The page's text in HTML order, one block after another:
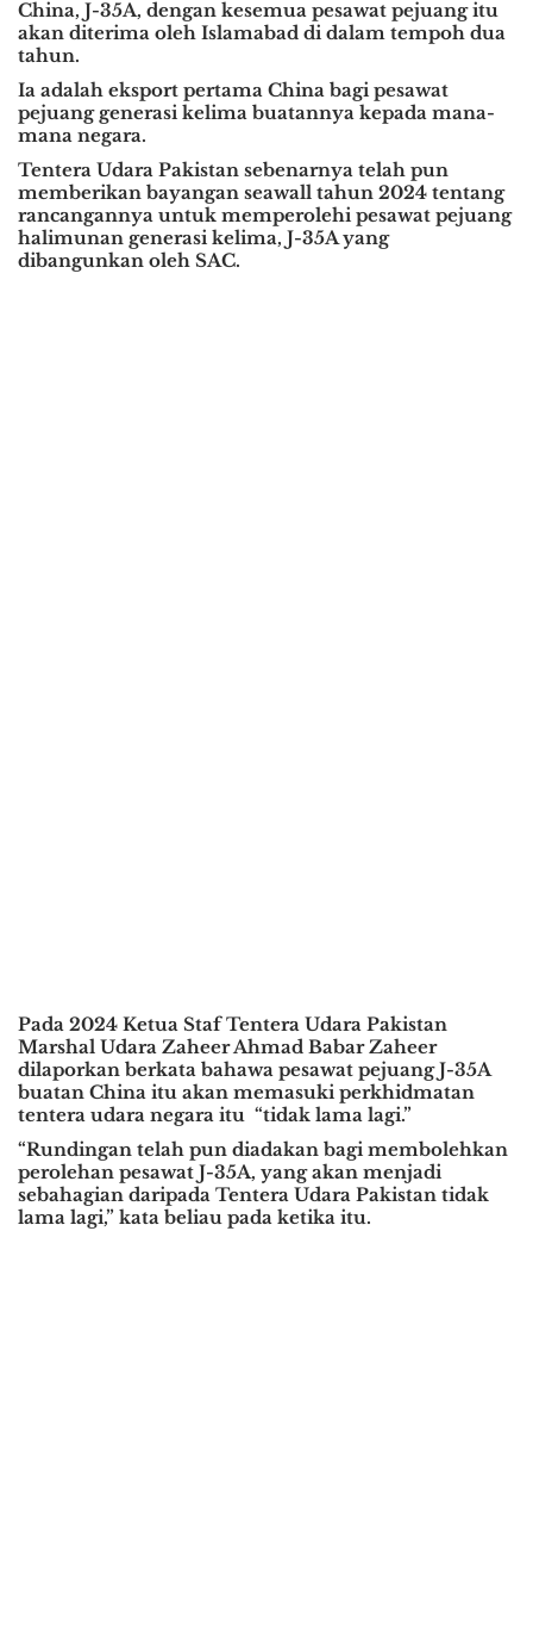
China, J-35A, dengan kesemua pesawat pejuang itu
akan diterima oleh Islamabad di dalam tempoh dua
tahun.
Ia adalah eksport pertama China bagi pesawat
pejuang generasi kelima buatannya kepada mana-
mana negara.
Tentera Udara Pakistan sebenarnya telah pun
memberikan bayangan seawall tahun 2024 tentang
rancangannya untuk memperolehi pesawat pejuang
halimunan generasi kelima, J-35A yang
dibangunkan oleh SAC.
Pada 2024 Ketua Staf Tentera Udara Pakistan
Marshal Udara Zaheer Ahmad Babar Zaheer
dilaporkan berkata bahawa pesawat pejuang J-35A
buatan China itu akan memasuki perkhidmatan
tentera udara negara itu “tidak lama lagi.”
“Rundingan telah pun diadakan bagi membolehkan
perolehan pesawat J-35A, yang akan menjadi
sebahagian daripada Tentera Udara Pakistan tidak
lama lagi,” kata beliau pada ketika itu.